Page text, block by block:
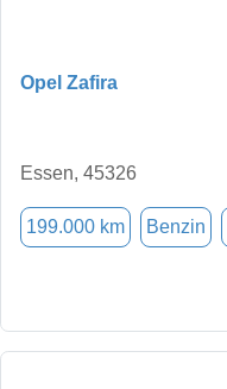
Opel Zafira
Essen, 45326
199.000 km Benzin